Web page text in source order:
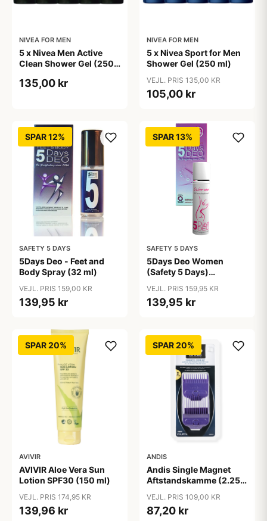
NIVEA FOR MEN
5 x Nivea Men Active
Clean Shower Gel (250
135,00 kr
NIVEA FOR MEN
5 x Nivea Sport for Men
Shower Gel (250 ml)
VEJL. PRIS 135,00 KR
105,00 kr
SPAR 12%
SAFETY 5 DAYS
5Days Deo - Feet and
Body Spray (32 ml)
VEJL. PRIS 159,00 KR
139,95 kr
SPAR 13%
SAFETY 5 DAYS
5Days Deo Women
(Safety 5 Days)
VEJL. PRIS 159,95 KR
139,95 kr
SPAR 20%
AVIVIR
AVIVIR Aloe Vera Sun
Lotion SPF30 (150 ml)
VEJL. PRIS 174,95 KR
139,96 kr
SPAR 20%
ANDIS
Andis Single Magnet
Aftstandskamme (2.25
VEJL. PRIS 109,00 KR
87,20 kr